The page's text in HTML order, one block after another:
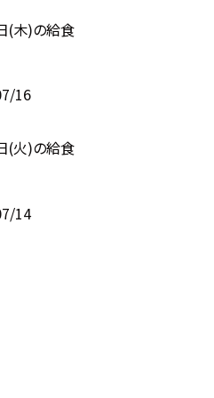
(木)の給食
16
(火)の給食
14